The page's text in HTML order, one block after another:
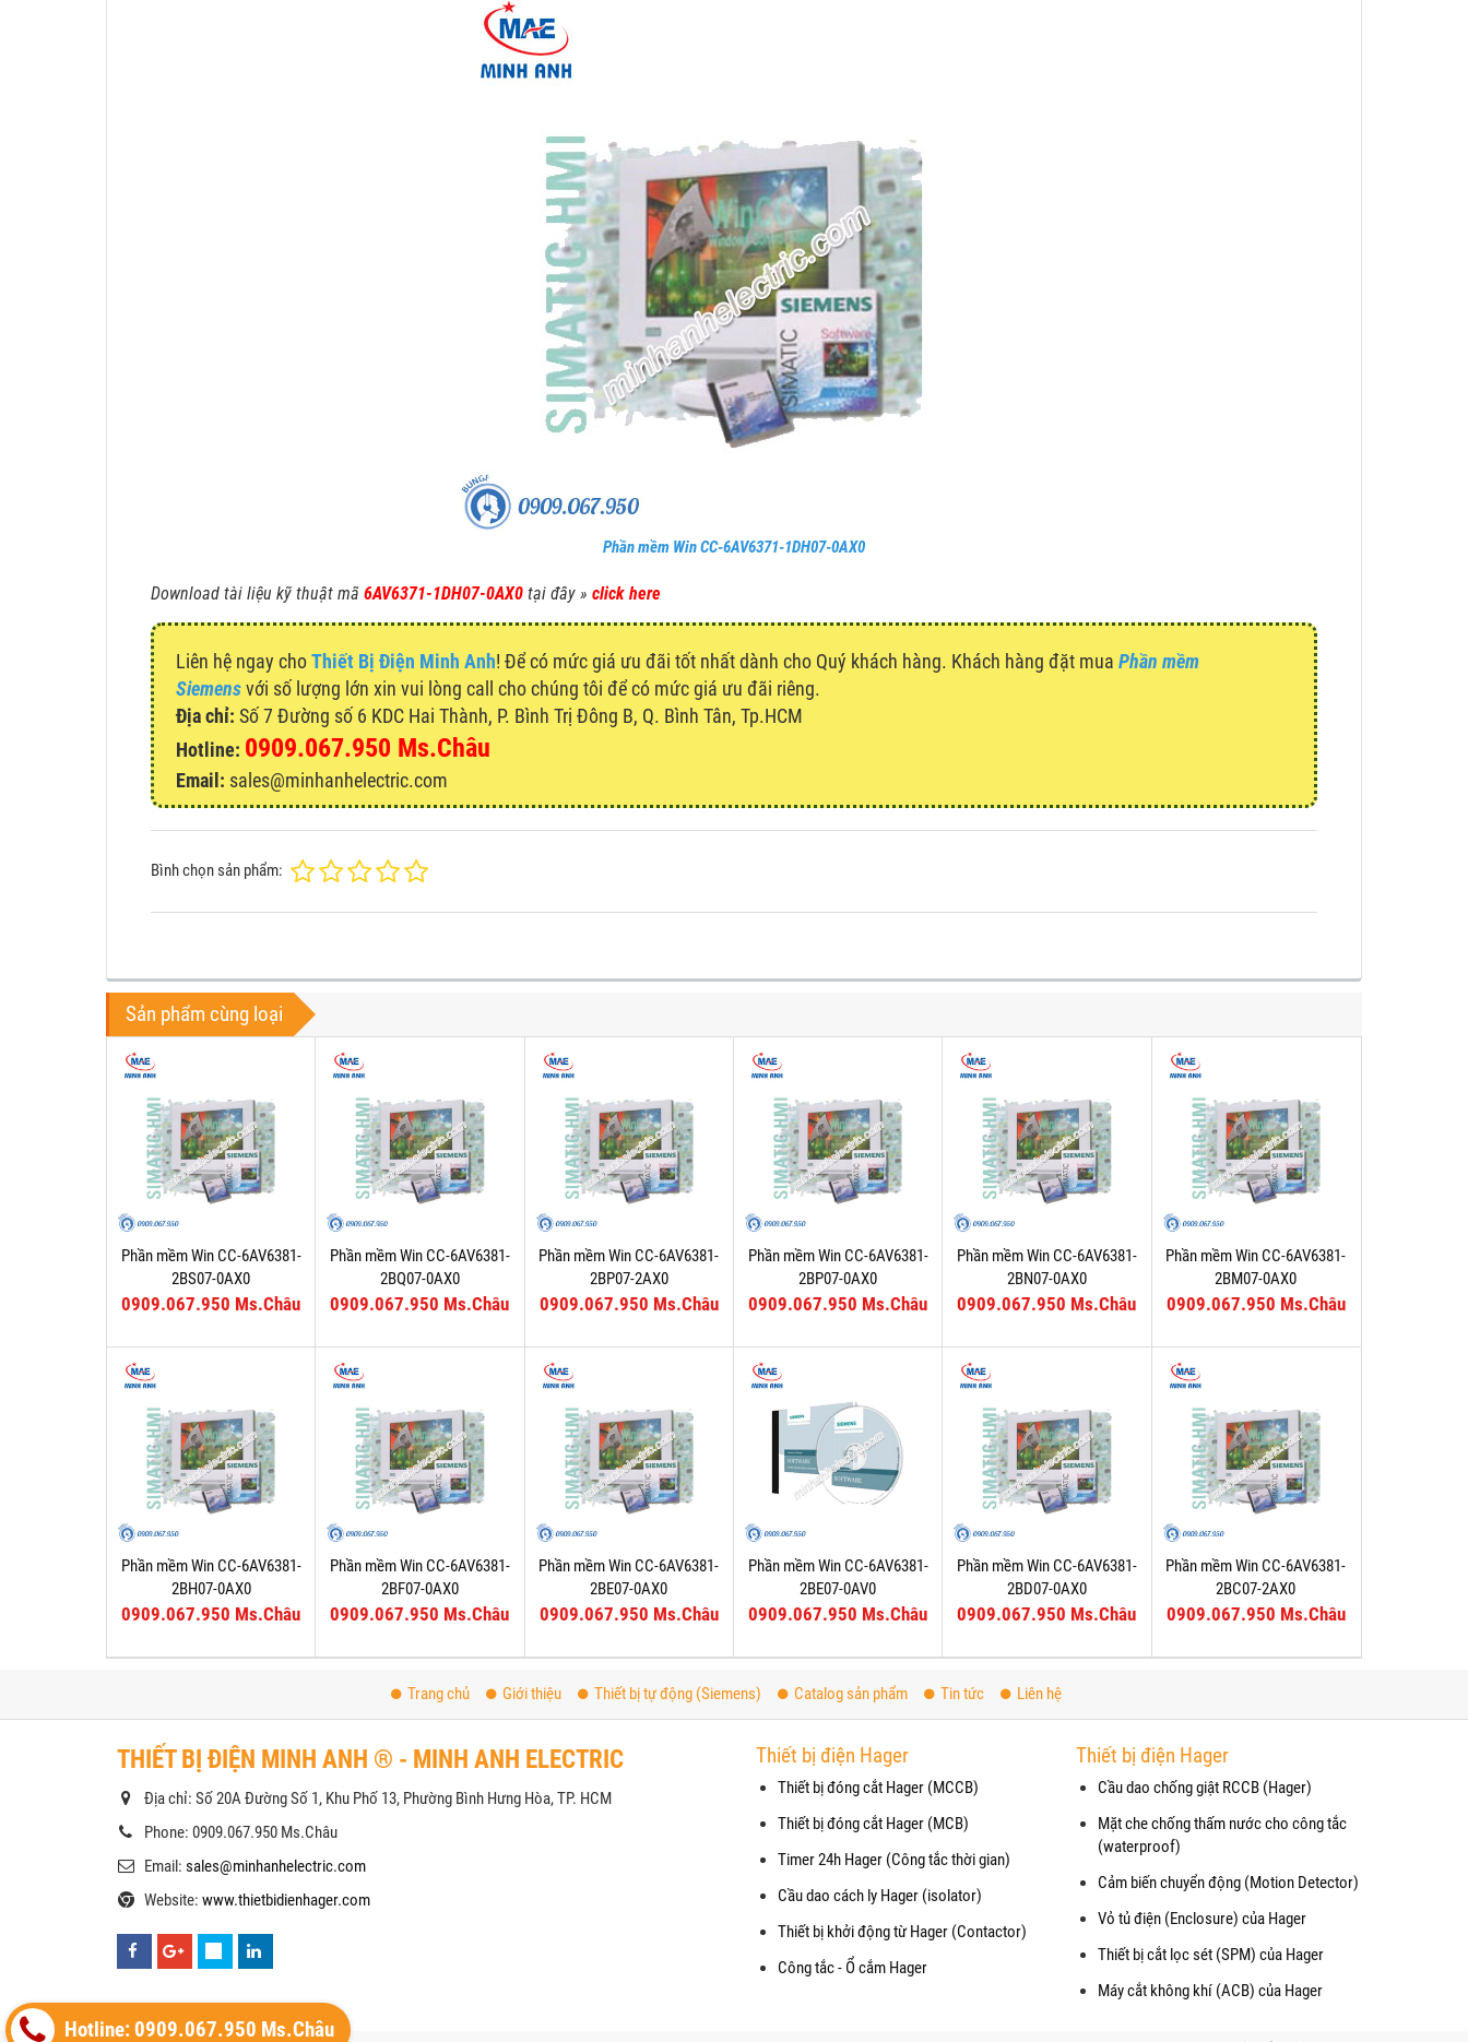
Phần mềm Win CC-6AV6371-1DH07-0AX0
Download tài liệu kỹ thuật mã 6AV6371-1DH07-0AX0 tại đây » click here
Liên hệ ngay choThiết Bị Điện Minh Anh! Để có mức giá ưu đãi tốt nhất dành cho Quý khách hàng. Khách hàng đặt mua Phần mềm
Siemensvới số lượng lớn xin vui lòng call cho chúng tôi để có mức giá ưu đãi riêng.
Địa chỉ: Số 7 Đường số 6 KDC Hai Thành, P. Bình Trị Đông B, Q. Bình Tân, Tp.HCM
Hotline: 0909.067.950 Ms.Châu
Email: sales@minhanhelectric.com
Bình chọn sản phẩm:
Sản phẩm cùng loại
Phần mềm Win CC-6AV6381-
2BS07-0AX0
0909.067.950 Ms.Châu
Phần mềm Win CC-6AV6381-
2BQ07-0AX0
0909.067.950 Ms.Châu
Phần mềm Win CC-6AV6381-
2BP07-2AX0
0909.067.950 Ms.Châu
Phần mềm Win CC-6AV6381-
2BP07-0AX0
0909.067.950 Ms.Châu
Phần mềm Win CC-6AV6381-
2BN07-0AX0
0909.067.950 Ms.Châu
Phần mềm Win CC-6AV6381-
2BM07-0AX0
0909.067.950 Ms.Châu
Phần mềm Win CC-6AV6381-
2BH07-0AX0
0909.067.950 Ms.Châu
Phần mềm Win CC-6AV6381-
2BF07-0AX0
0909.067.950 Ms.Châu
Phần mềm Win CC-6AV6381-
2BE07-0AX0
0909.067.950 Ms.Châu
Phần mềm Win CC-6AV6381-
2BE07-0AV0
0909.067.950 Ms.Châu
Phần mềm Win CC-6AV6381-
2BD07-0AX0
0909.067.950 Ms.Châu
Phần mềm Win CC-6AV6381-
2BC07-2AX0
0909.067.950 Ms.Châu
Trang chủ Giới thiệu Thiết bị tự động (Siemens) Catalog sản phẩm Tin tức Liên hệ
THIẾT BỊ ĐIỆN MINH ANH ® - MINH ANH ELECTRIC
Địa chỉ: Số 20A Đường Số 1, Khu Phố 13, Phường Bình Hưng Hòa, TP. HCM
Phone: 0909.067.950 Ms.Châu
Email: sales@minhanhelectric.com
Website: www.thietbidienhager.com
Thiết bị điện Hager
Thiết bị đóng cắt Hager (MCCB)
Thiết bị đóng cắt Hager (MCB)
Timer 24h Hager (Công tắc thời gian)
Cầu dao cách ly Hager (isolator)
Thiết bị khởi động từ Hager (Contactor)
Công tắc - Ổ cắm Hager
Thiết bị điện Hager
Cầu dao chống giật RCCB (Hager)
Mặt che chống thấm nước cho công tắc
(waterproof)
Cảm biến chuyển động (Motion Detector)
Vỏ tủ điện (Enclosure) của Hager
Thiết bị cắt lọc sét (SPM) của Hager
Máy cắt không khí (ACB) của Hager
Hotline: 0909.067.950 Ms.Châu